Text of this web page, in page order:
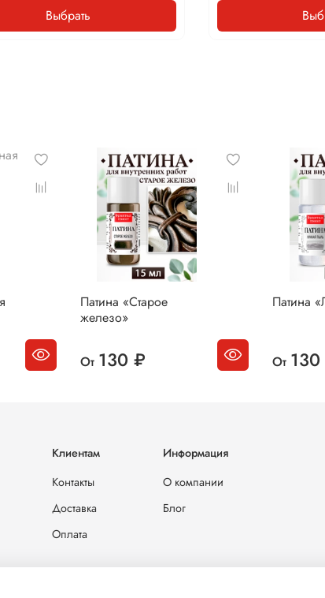
Выбрать
Патина «Cтарое
железо»
От 130 ₽
Патина
От
Клиентам
Контакты
Доставка
Оплата
Информация
О компании
Блог